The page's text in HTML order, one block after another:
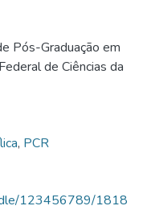
Pós-Graduação em
de Ciências da
, PCR
123456789/1818